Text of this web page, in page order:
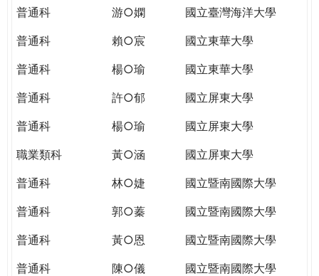
THE
GLOBAL
CITIZENSHIP
普通科
游○嫻
國立臺灣海洋大學
普通科
賴○宸
國立東華大學
普通科
楊○瑜
國立東華大學
普通科
許○郁
國立屏東大學
普通科
楊○瑜
國立屏東大學
職業類科
黃○涵
國立屏東大學
普通科
林○婕
國立暨南國際大學
普通科
郭○蓁
國立暨南國際大學
普通科
黃○恩
國立暨南國際大學
普通科
陳○儀
國立暨南國際大學